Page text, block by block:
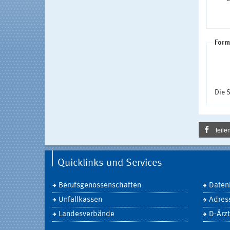
Die
Quicklinks und Services
Berufsgenossenschaften
Unfallkassen
Landesverbände
D-